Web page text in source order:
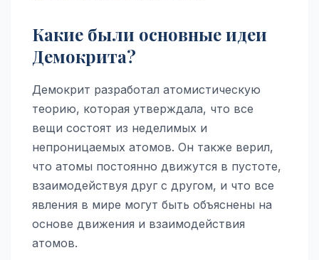
Какие были основные идеи
Демокрита?
Демокрит разработал атомистическую
теорию, которая утверждала, что все
вещи состоят из неделимых и
непроницаемых атомов. Он также верил,
что атомы постоянно движутся в пустоте,
взаимодействуя друг с другом, и что все
явления в мире могут быть объяснены на
основе движения и взаимодействия
атомов.